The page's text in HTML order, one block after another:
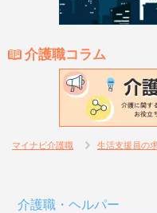
介護職コラム
マイナビ介護職 生活支援員の
介護職・ヘルパー